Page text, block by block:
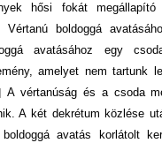
hősi fokát
Vértanú boldoggá
avatásához egy
amelyet nem tartunk
A vértanúság és a csoda
A két dekrétum közlése
avatás korlátolt